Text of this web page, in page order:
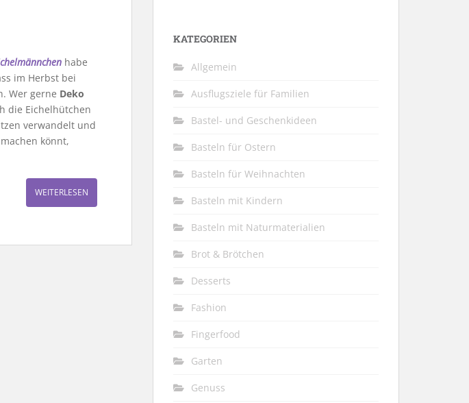
habe
im Herbst bei
Wer gerne Deko
die Eichelhütchen
verwandelt und
könnt,
WEITERLESEN
KATEGORIEN
Allgemein
Ausflugsziele für Familien
Bastel- und Geschenkideen
Basteln für Ostern
Basteln für Weihnachten
Basteln mit Kindern
Basteln mit Naturmaterialien
Brot & Brötchen
Desserts
Fashion
Fingerfood
Garten
Genuss